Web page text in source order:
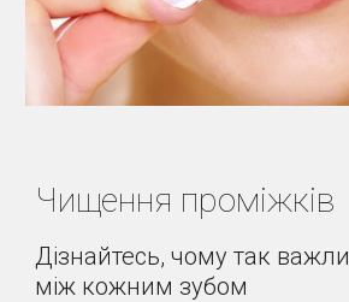
Чищення проміжків
Дізнайтесь, чому так
між кожним зубом